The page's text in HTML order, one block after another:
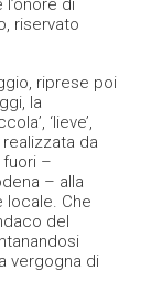
di
riservato
riprese poi
la
‘lieve’,
realizzata da
–
– alla
locale. Che
del
vergogna di